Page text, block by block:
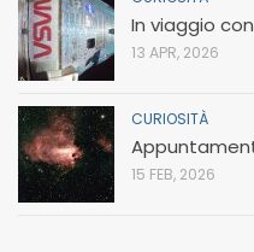
In viaggio
13 APR, 2026
CURIOSITÀ
15 FEB, 2026